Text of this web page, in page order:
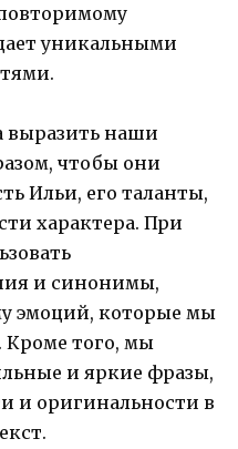
уникальными
выразить наши
чтобы они
Ильи, его таланты,
характера. При
и синонимы,
эмоций, которые мы
Кроме того, мы
и яркие фразы,
и оригинальности в